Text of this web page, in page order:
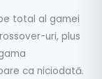
total al gamei
uri, plus
ca niciodată.